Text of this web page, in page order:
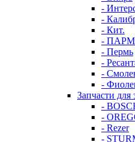
-
-
- Кит.
-
- Пермь
-
-
-
Запчасти
-
-
- Rezer
-